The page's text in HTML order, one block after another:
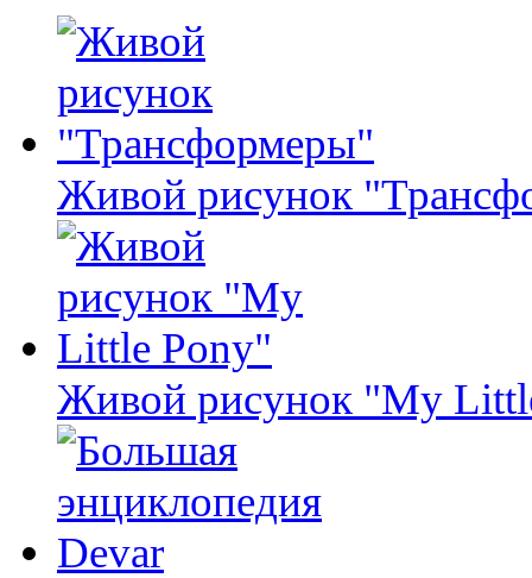
Живой рисунок
Живой рисунок "My